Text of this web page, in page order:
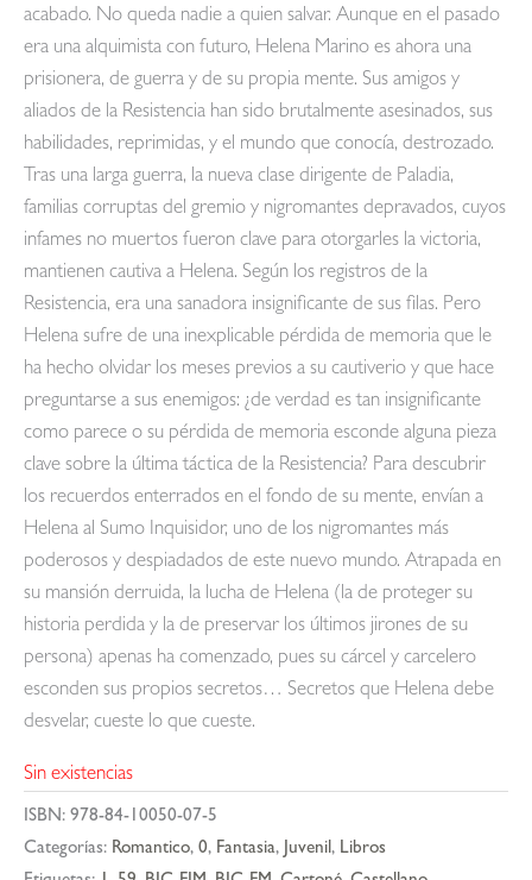
acabado. No queda nadie a quien salvar. Aunque en el pasado
era una alquimista con futuro, Helena Marino es ahora una
prisionera, de guerra y de su propia mente. Sus amigos y
aliados de la Resistencia han sido brutalmente asesinados, sus
habilidades, reprimidas, y el mundo que conocía, destrozado.
Tras una larga guerra, la nueva clase dirigente de Paladia,
familias corruptas del gremio y nigromantes depravados, cuyos
infames no muertos fueron clave para otorgarles la victoria,
mantienen cautiva a Helena. Según los registros de la
Resistencia, era una sanadora insignificante de sus filas. Pero
Helena sufre de una inexplicable pérdida de memoria que le
ha hecho olvidar los meses previos a su cautiverio y que hace
preguntarse a sus enemigos: ¿de verdad es tan insignificante
como parece o su pérdida de memoria esconde alguna pieza
clave sobre la última táctica de la Resistencia? Para descubrir
los recuerdos enterrados en el fondo de su mente, envían a
Helena al Sumo Inquisidor, uno de los nigromantes más
poderosos y despiadados de este nuevo mundo. Atrapada en
su mansión derruida, la lucha de Helena (la de proteger su
historia perdida y la de preservar los últimos jirones de su
persona) apenas ha comenzado, pues su cárcel y carcelero
esconden sus propios secretos… Secretos que Helena debe
desvelar, cueste lo que cueste.
Sin existencias
ISBN: 978-84-10050-07-5
Categorías: Romantico, 0, Fantasia, Juvenil, Libros